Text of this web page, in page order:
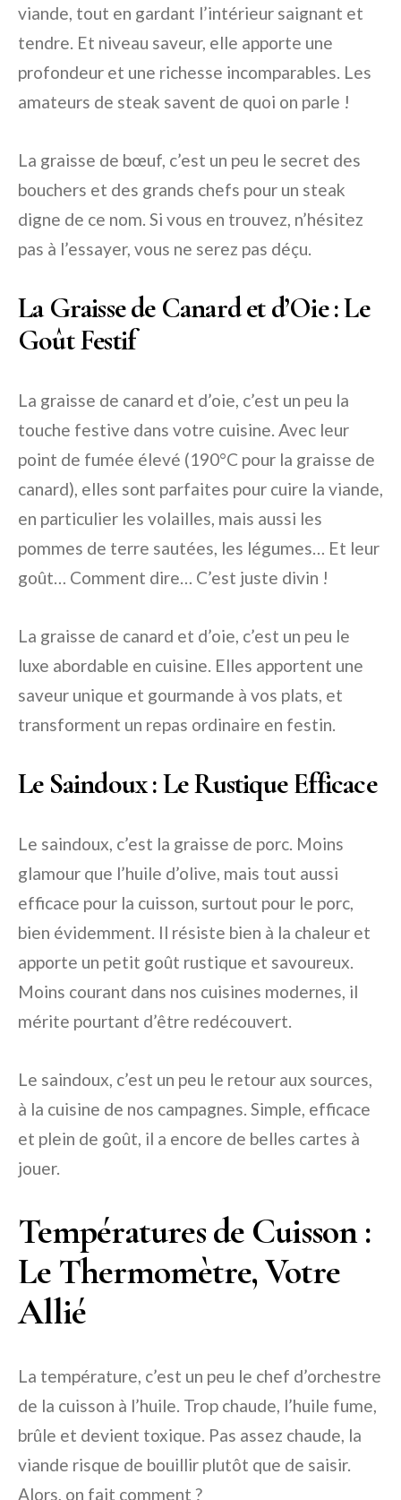
viande, tout en gardant l’intérieur saignant et
tendre. Et niveau saveur, elle apporte une
profondeur et une richesse incomparables. Les
amateurs de steak savent de quoi on parle !
La graisse de bœuf, c’est un peu le secret des
bouchers et des grands chefs pour un steak
digne de ce nom. Si vous en trouvez, n’hésitez
pas à l’essayer, vous ne serez pas déçu.
La Graisse de Canard et d’Oie : Le
Goût Festif
La graisse de canard et d’oie, c’est un peu la
touche festive dans votre cuisine. Avec leur
point de fumée élevé (190°C pour la graisse de
canard), elles sont parfaites pour cuire la viande,
en particulier les volailles, mais aussi les
pommes de terre sautées, les légumes… Et leur
goût… Comment dire… C’est juste divin !
La graisse de canard et d’oie, c’est un peu le
luxe abordable en cuisine. Elles apportent une
saveur unique et gourmande à vos plats, et
transforment un repas ordinaire en festin.
Le Saindoux : Le Rustique Efficace
Le saindoux, c’est la graisse de porc. Moins
glamour que l’huile d’olive, mais tout aussi
efficace pour la cuisson, surtout pour le porc,
bien évidemment. Il résiste bien à la chaleur et
apporte un petit goût rustique et savoureux.
Moins courant dans nos cuisines modernes, il
mérite pourtant d’être redécouvert.
Le saindoux, c’est un peu le retour aux sources,
à la cuisine de nos campagnes. Simple, efficace
et plein de goût, il a encore de belles cartes à
jouer.
Températures de Cuisson :
Le Thermomètre, Votre
Allié
La température, c’est un peu le chef d’orchestre
de la cuisson à l’huile. Trop chaude, l’huile fume,
brûle et devient toxique. Pas assez chaude, la
viande risque de bouillir plutôt que de saisir.
Alors, on fait comment ?